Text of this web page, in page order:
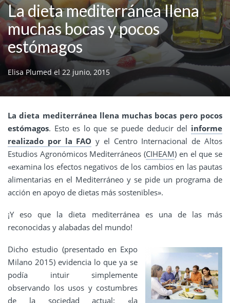
La dieta mediterránea llena
muchas bocas y pocos
estómagos
Elisa Plumed el 22 junio, 2015
La dieta mediterránea llena muchas bocas pero pocos
estómagos. Esto es lo que se puede deducir del informe
realizado por la FAO y el Centro Internacional de Altos
Estudios Agronómicos Mediterráneos (CIHEAM) en el que se
«examina los efectos negativos de los cambios en las pautas
alimentarias en el Mediterráneo y se pide un programa de
acción en apoyo de dietas más sostenibles».
¡Y eso que la dieta mediterránea es una de las más
reconocidas y alabadas del mundo!
Dicho estudio (presentado en Expo
Milano 2015) evidencia lo que ya se
podía intuir simplemente
observando los usos y costumbres
de la sociedad actual: «la